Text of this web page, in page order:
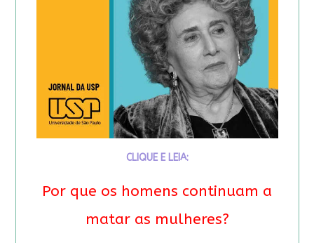
CLIQUE E LEIA:
Por que os homens continuam a
matar as mulheres?